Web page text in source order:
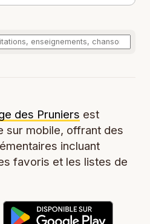
des Pruniers est
sur mobile, offrant des
incluant
favoris et les listes de